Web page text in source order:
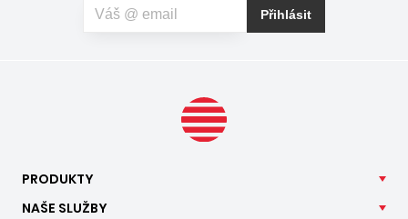
Přihlásit
PRODUKTY
NAŠE SLUŽBY